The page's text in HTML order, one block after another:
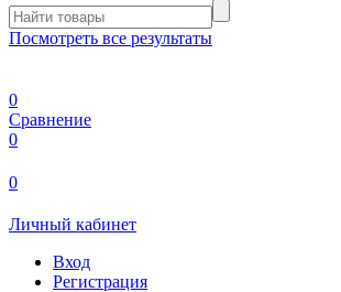
Посмотреть все результаты
0
Сравнение
0
0
Личный кабинет
Вход
Регистрация